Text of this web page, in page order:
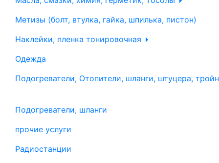
Метизы (болт, втулка, гайка, шпилька, пистон)
Наклейки, пленка тонировочная
Одежда
Подогреватели, Отопители, шланги, штуцера,
Подогреватели, шланги
прочие услуги
Радиостанции